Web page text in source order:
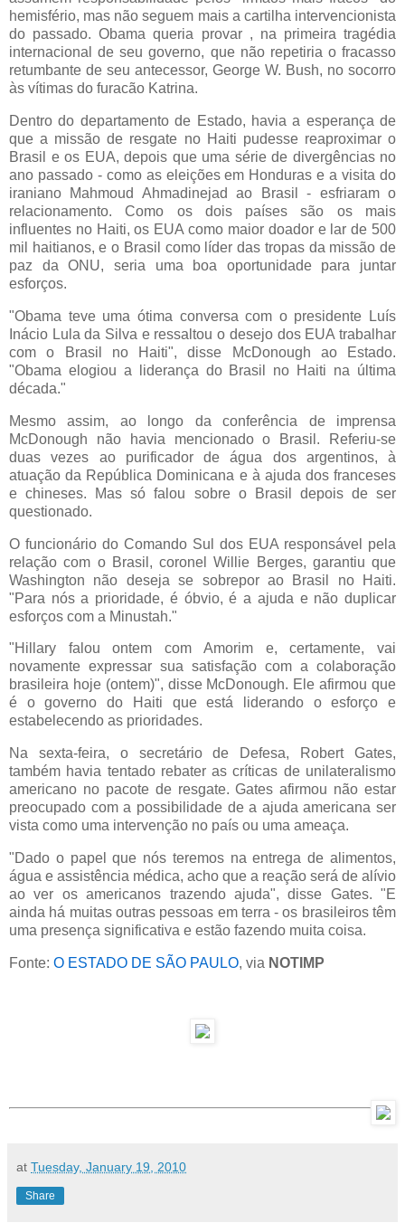
hemisfério, mas não seguem mais a cartilha intervencionista
do passado. Obama queria provar , na primeira tragédia
internacional de seu governo, que não repetiria o fracasso
retumbante de seu antecessor, George W. Bush, no socorro
às vítimas do furacão Katrina.
Dentro do departamento de Estado, havia a esperança de
que a missão de resgate no Haiti pudesse reaproximar o
Brasil e os EUA, depois que uma série de divergências no
ano passado - como as eleições em Honduras e a visita do
iraniano Mahmoud Ahmadinejad ao Brasil - esfriaram o
relacionamento. Como os dois países são os mais
influentes no Haiti, os EUA como maior doador e lar de 500
mil haitianos, e o Brasil como líder das tropas da missão de
paz da ONU, seria uma boa oportunidade para juntar
esforços.
"Obama teve uma ótima conversa com o presidente Luís
Inácio Lula da Silva e ressaltou o desejo dos EUA trabalhar
com o Brasil no Haiti", disse McDonough ao Estado.
"Obama elogiou a liderança do Brasil no Haiti na última
década."
Mesmo assim, ao longo da conferência de imprensa
McDonough não havia mencionado o Brasil. Referiu-se
duas vezes ao purificador de água dos argentinos, à
atuação da República Dominicana e à ajuda dos franceses
e chineses. Mas só falou sobre o Brasil depois de ser
questionado.
O funcionário do Comando Sul dos EUA responsável pela
relação com o Brasil, coronel Willie Berges, garantiu que
Washington não deseja se sobrepor ao Brasil no Haiti.
"Para nós a prioridade, é óbvio, é a ajuda e não duplicar
esforços com a Minustah."
"Hillary falou ontem com Amorim e, certamente, vai
novamente expressar sua satisfação com a colaboração
brasileira hoje (ontem)", disse McDonough. Ele afirmou que
é o governo do Haiti que está liderando o esforço e
estabelecendo as prioridades.
Na sexta-feira, o secretário de Defesa, Robert Gates,
também havia tentado rebater as críticas de unilateralismo
americano no pacote de resgate. Gates afirmou não estar
preocupado com a possibilidade de a ajuda americana ser
vista como uma intervenção no país ou uma ameaça.
"Dado o papel que nós teremos na entrega de alimentos,
água e assistência médica, acho que a reação será de alívio
ao ver os americanos trazendo ajuda", disse Gates. "E
ainda há muitas outras pessoas em terra - os brasileiros têm
uma presença significativa e estão fazendo muita coisa.
Fonte: O ESTADO DE SÃO PAULO, via NOTIMP
at Tuesday, January 19, 2010
Share